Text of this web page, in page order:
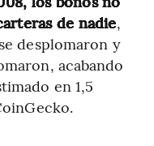
de nadie,
desplomaron y
acabando
en 1,5